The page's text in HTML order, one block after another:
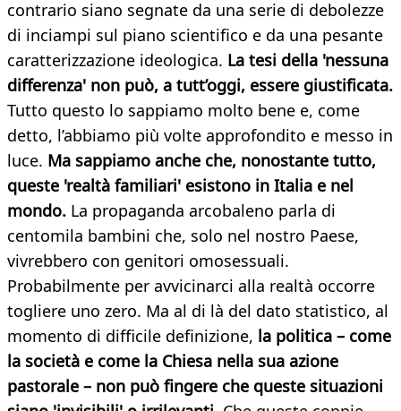
contrario siano segnate da una serie di debolezze
di inciampi sul piano scientifico e da una pesante
caratterizzazione ideologica. La tesi della 'nessuna
differenza' non può, a tutt’oggi, essere giustificata.
Tutto questo lo sappiamo molto bene e, come
detto, l’abbiamo più volte approfondito e messo in
luce. Ma sappiamo anche che, nonostante tutto,
queste 'realtà familiari' esistono in Italia e nel
mondo. La propaganda arcobaleno parla di
centomila bambini che, solo nel nostro Paese,
vivrebbero con genitori omosessuali.
Probabilmente per avvicinarci alla realtà occorre
togliere uno zero. Ma al di là del dato statistico, al
momento di difficile definizione, la politica – come
la società e come la Chiesa nella sua azione
pastorale – non può fingere che queste situazioni